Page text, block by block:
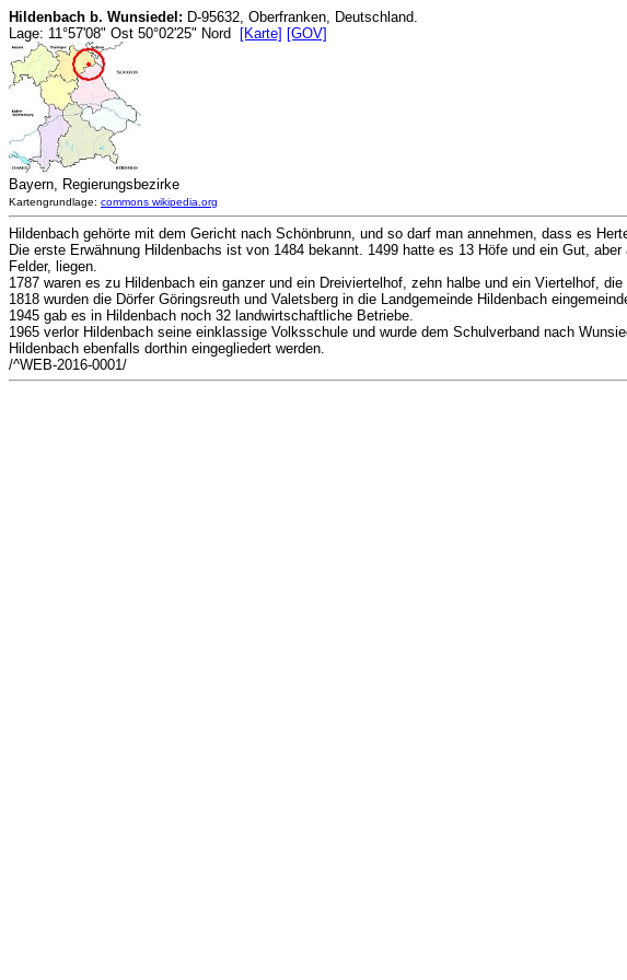
Hildenbach b. Wunsiedel: D-95632, Oberfranken, Deutschland.
Lage: 11°57'08" Ost 50°02'25" Nord
[Karte] [GOV]
Bayern, Regierungsbezirke
Kartengrundlage: commons wikipedia.org
Hildenbach gehörte mit dem Gericht nach Schönbrunn, und so darf man annehmen, dass es
Die erste Erwähnung Hildenbachs ist von 1484 bekannt. 1499 hatte es 13 Höfe und ein Gut,
Felder, liegen.
1787 waren es zu Hildenbach ein ganzer und ein Dreiviertelhof, zehn halbe und ein Viertelhof,
1818 wurden die Dörfer Göringsreuth und Valetsberg in die Landgemeinde Hildenbach
1945 gab es in Hildenbach noch 32 landwirtschaftliche Betriebe.
1965 verlor Hildenbach seine einklassige Volksschule und wurde dem Schulverband nach
Hildenbach ebenfalls dorthin eingegliedert werden.
/^WEB-2016-0001/